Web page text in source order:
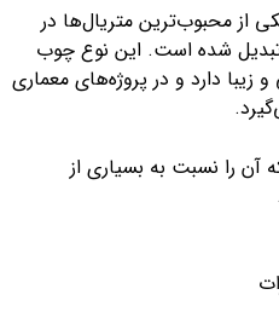
از محبوب‌ترین متریال‌ها در
شده است. این نوع چوب
زیبا دارد و در پروژه‌های معماری
آن را نسبت به بسیاری از